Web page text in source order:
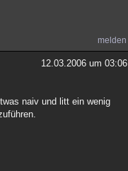
melden
12.03.2006 um 03:06
naiv und litt ein wenig